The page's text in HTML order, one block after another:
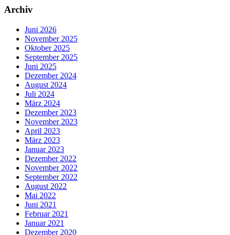
Archiv
Juni 2026
November 2025
Oktober 2025
September 2025
Juni 2025
Dezember 2024
August 2024
Juli 2024
März 2024
Dezember 2023
November 2023
April 2023
März 2023
Januar 2023
Dezember 2022
November 2022
September 2022
August 2022
Mai 2022
Juni 2021
Februar 2021
Januar 2021
Dezember 2020